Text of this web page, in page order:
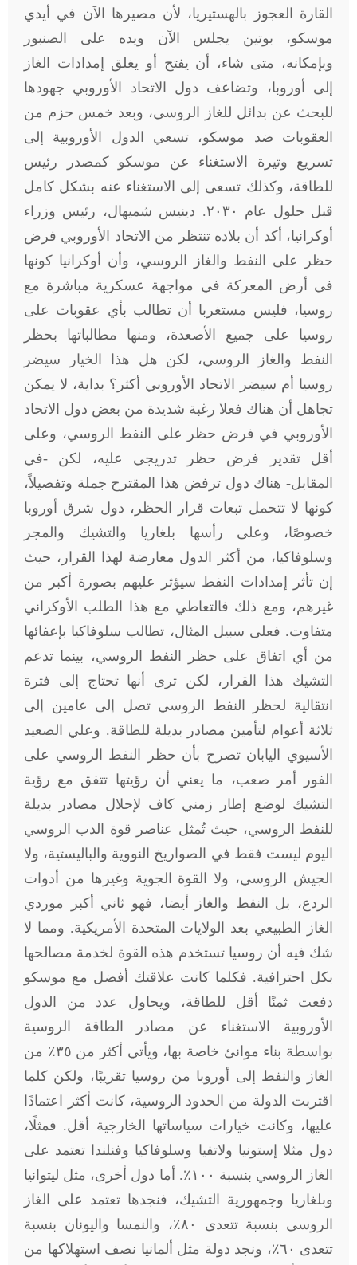
القارة العجوز بالهستيريا، لأن مصيرها الآن في أيدي
موسكو، بوتين يجلس الآن ويده على الصنبور
وبإمكانه، متى شاء، أن يفتح أو يغلق إمدادات الغاز
إلى أوروبا، وتضاعف دول الاتحاد الأوروبي جهودها
للبحث عن بدائل للغاز الروسي، وبعد خمس حزم من
العقوبات ضد موسكو، تسعي الدول الأوروبية إلى
تسريع وتيرة الاستغناء عن موسكو كمصدر رئيس
للطاقة، وكذلك تسعى إلى الاستغناء عنه بشكل كامل
قبل حلول عام ٢٠٣٠. دينيس شميهال، رئيس وزراء
أوكرانيا، أكد أن بلاده تنتظر من الاتحاد الأوروبي فرض
حظر على النفط والغاز الروسي، وأن أوكرانيا كونها
في أرض المعركة في مواجهة عسكرية مباشرة مع
روسيا، فليس مستغربا أن تطالب بأي عقوبات على
روسيا على جميع الأصعدة، ومنها مطالباتها بحظر
النفط والغاز الروسي، لكن هل هذا الخيار سيضر
روسيا أم سيضر الاتحاد الأوروبي أكثر؟ بداية، لا يمكن
تجاهل أن هناك فعلا رغبة شديدة من بعض دول الاتحاد
الأوروبي في فرض حظر على النفط الروسي، وعلى
أقل تقدير فرض حظر تدريجي عليه، لكن -في
المقابل- هناك دول ترفض هذا المقترح جملة وتفصيلاً،
كونها لا تتحمل تبعات قرار الحظر، دول شرق أوروبا
خصوصًا، وعلى رأسها بلغاريا والتشيك والمجر
وسلوفاكيا، من أكثر الدول معارضة لهذا القرار، حيث
إن تأثر إمدادات النفط سيؤثر عليهم بصورة أكبر من
غيرهم، ومع ذلك فالتعاطي مع هذا الطلب الأوكراني
متفاوت. فعلى سبيل المثال، تطالب سلوفاكيا بإعفائها
من أي اتفاق على حظر النفط الروسي، بينما تدعم
التشيك هذا القرار، لكن ترى أنها تحتاج إلى فترة
انتقالية لحظر النفط الروسي تصل إلى عامين إلى
ثلاثة أعوام لتأمين مصادر بديلة للطاقة. وعلي الصعيد
الأسيوي اليابان تصرح بأن حظر النفط الروسي على
الفور أمر صعب، ما يعني أن رؤيتها تتفق مع رؤية
التشيك لوضع إطار زمني كاف لإحلال مصادر بديلة
للنفط الروسي، حيث تُمثل عناصر قوة الدب الروسي
اليوم ليست فقط في الصواريخ النووية والباليستية، ولا
الجيش الروسي، ولا القوة الجوية وغيرها من أدوات
الردع، بل النفط والغاز أيضا، فهو ثاني أكبر موردي
الغاز الطبيعي بعد الولايات المتحدة الأمريكية. ومما لا
شك فيه أن روسيا تستخدم هذه القوة لخدمة مصالحها
بكل احترافية. فكلما كانت علاقتك أفضل مع موسكو
دفعت ثمنًا أقل للطاقة، ويحاول عدد من الدول
الأوروبية الاستغناء عن مصادر الطاقة الروسية
بواسطة بناء موانئ خاصة بها، ويأتي أكثر من ٣٥٪ من
الغاز والنفط إلى أوروبا من روسيا تقريبًا، ولكن كلما
اقتربت الدولة من الحدود الروسية، كانت أكثر اعتمادًا
عليها، وكانت خيارات سياساتها الخارجية أقل. فمثلًا،
دول مثلا إستونيا ولاتفيا وسلوفاكيا وفنلندا تعتمد على
الغاز الروسي بنسبة ١٠٠٪. أما دول أخرى، مثل ليتوانيا
وبلغاريا وجمهورية التشيك، فنجدها تعتمد على الغاز
الروسي بنسبة تتعدى ۸٠٪، والنمسا واليونان بنسبة
تتعدى ٦٠٪، ونجد دولة مثل ألمانيا نصف استهلاكها من